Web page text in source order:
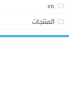
en
المنتجات